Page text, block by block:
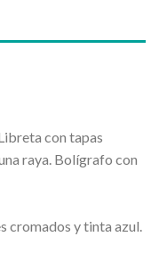
con tapas
raya. Bolígrafo con
cromados y tinta azul.